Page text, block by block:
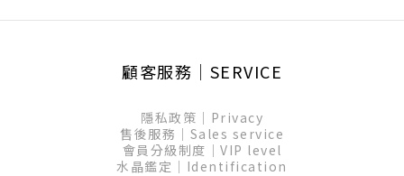
顧客服務│SERVICE
隱私政策│Privacy
售後服務│Sales service
會員分級制度│VIP level
水晶鑑定│Identification